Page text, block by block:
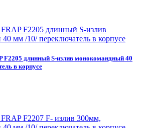
F2205 длинный S-излив монокомандный 40
в корпусе